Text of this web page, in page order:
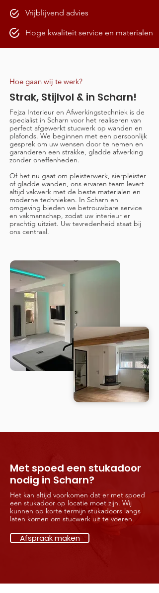
Hoe gaan wij te werk?
Strak, Stijlvol & in Scharn!
Fejza Interieur en Afwerkingstechniek is de
specialist in Scharn voor het realiseren van
perfect afgewerkt stucwerk op wanden en
plafonds. We beginnen met een persoonlijk
gesprek om uw wensen door te nemen en
garanderen een strakke, gladde afwerking
zonder oneffenheden.
Of het nu gaat om pleisterwerk, sierpleister
of gladde wanden, ons ervaren team levert
altijd vakwerk met de beste materialen en
moderne technieken. In Scharn en
omgeving bieden we betrouwbare service
en vakmanschap, zodat uw interieur er
prachtig uitziet. Uw tevredenheid staat bij
ons centraal.
Vrijblijvend advies
Hoge kwaliteit service en materialen
Met spoed een stukadoor
nodig in Scharn?
Het kan altijd voorkomen dat er met spoed
een stukadoor op locatie moet zijn. Wij
kunnen op korte termijn stukadoors langs
laten komen om stucwerk uit te voeren.
Afspraak maken